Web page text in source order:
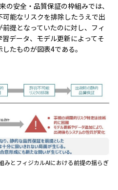
の安全・品質保証の枠組みでは、
能なリスクを排除したうえで出
提となっていたのに対し、フィ
データ、モデル更新によってそ
たものが図表4である。
とフィジカルAIにおける前提の揺らぎ